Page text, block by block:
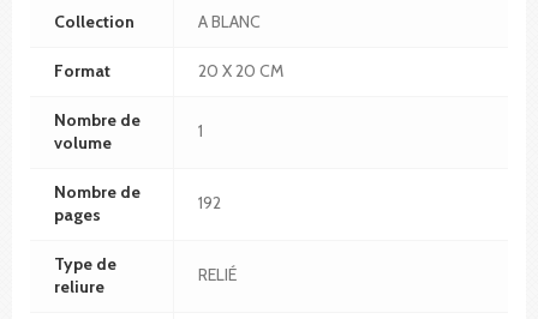
Collection A BLANC
Format 20 X 20 CM
Nombre de
volume
1
Nombre de
pages
192
Type de
reliure
RELIÉ